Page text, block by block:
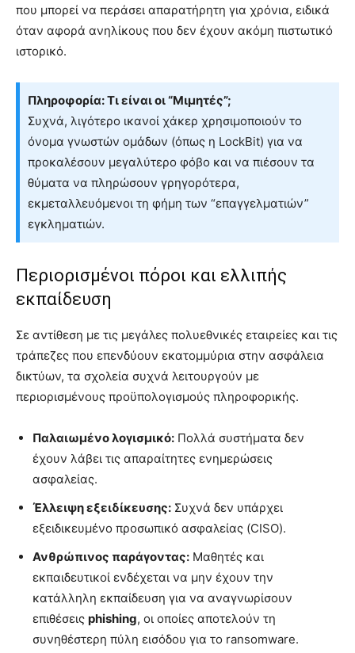
που μπορεί να περάσει απαρατήρητη για χρόνια, ειδικά
όταν αφορά ανηλίκους που δεν έχουν ακόμη πιστωτικό
ιστορικό.
Πληροφορία: Τι είναι οι “Μιμητές”;
Συχνά, λιγότερο ικανοί χάκερ χρησιμοποιούν το
όνομα γνωστών ομάδων (όπως η LockBit) για να
προκαλέσουν μεγαλύτερο φόβο και να πιέσουν τα
θύματα να πληρώσουν γρηγορότερα,
εκμεταλλευόμενοι τη φήμη των “επαγγελματιών”
εγκληματιών.
Περιορισμένοι πόροι και ελλιπής
εκπαίδευση
Σε αντίθεση με τις μεγάλες πολυεθνικές εταιρείες και τις
τράπεζες που επενδύουν εκατομμύρια στην ασφάλεια
δικτύων, τα σχολεία συχνά λειτουργούν με
περιορισμένους προϋπολογισμούς πληροφορικής.
Παλαιωμένο λογισμικό: Πολλά συστήματα δεν
έχουν λάβει τις απαραίτητες ενημερώσεις
ασφαλείας.
Έλλειψη εξειδίκευσης: Συχνά δεν υπάρχει
εξειδικευμένο προσωπικό ασφαλείας (CISO).
Ανθρώπινος παράγοντας: Μαθητές και
εκπαιδευτικοί ενδέχεται να μην έχουν την
κατάλληλη εκπαίδευση για να αναγνωρίσουν
επιθέσεις phishing, οι οποίες αποτελούν τη
συνηθέστερη πύλη εισόδου για το ransomware.